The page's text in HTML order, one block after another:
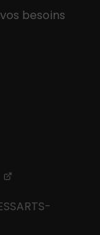
besoins